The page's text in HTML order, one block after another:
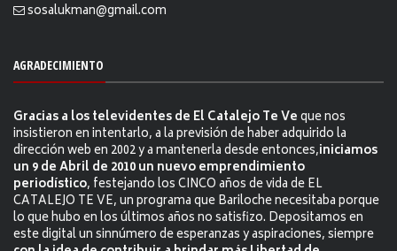
sosalukman@gmail.com
AGRADECIMIENTO
Gracias a los televidentes de El Catalejo Te Veque nos
insistieron en intentarlo, a la previsión de haber adquirido la
dirección web en 2002 y a mantenerla desde entonces,iniciamos
un 9 de Abril de 2010 un nuevo emprendimiento
periodístico, festejando los CINCO años de vida de EL
CATALEJO TE VE, un programa que Bariloche necesitaba porque
lo que hubo en los últimos años no satisfizo. Depositamos en
este digital un sinnúmero de esperanzas y aspiraciones, siempre